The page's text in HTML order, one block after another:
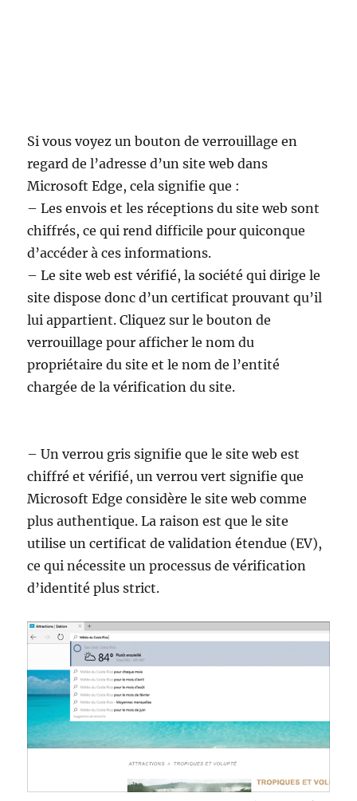
Si vous voyez un bouton de verrouillage en
regard de l’adresse d’un site web dans
Microsoft Edge, cela signifie que :
– Les envois et les réceptions du site web sont
chiffrés, ce qui rend difficile pour quiconque
d’accéder à ces informations.
– Le site web est vérifié, la société qui dirige le
site dispose donc d’un certificat prouvant qu’il
lui appartient. Cliquez sur le bouton de
verrouillage pour afficher le nom du
propriétaire du site et le nom de l’entité
chargée de la vérification du site.
– Un verrou gris signifie que le site web est
chiffré et vérifié, un verrou vert signifie que
Microsoft Edge considère le site web comme
plus authentique. La raison est que le site
utilise un certificat de validation étendue (EV),
ce qui nécessite un processus de vérification
d’identité plus strict.